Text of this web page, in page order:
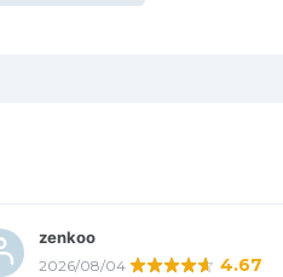
zenkoo
2026/08/04 4.67